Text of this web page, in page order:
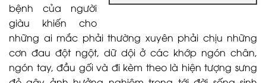
bệnh của người
giàu khiến cho
những ai mắc phải thường xuyên phải chịu những
cơn đau đột ngột, dữ dội ở các khớp ngón chân,
ngón tay, đầu gối và đi kèm theo là hiện tượng sưng